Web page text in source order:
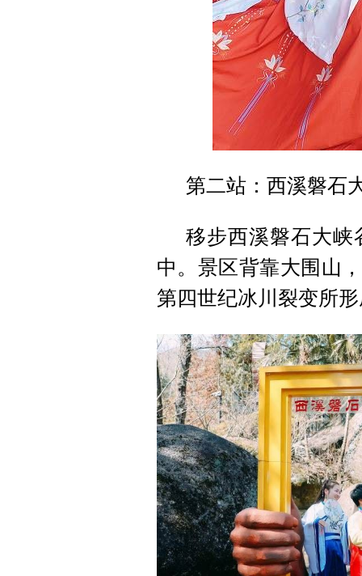
第二站：西溪磐石
移步西溪磐石大峡
中。景区背靠大围山
第四世纪冰川裂变所